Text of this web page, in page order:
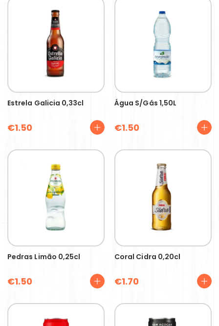
Estrela Galicia 0,33cl
€1.50
Água S/gás 1,50L
€1.50
Pedras Limão 0,25cl
€1.50
Coral Cidra 0,20cl
€1.70